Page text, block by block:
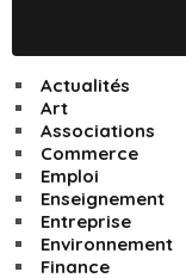
Actualités
Art
Associations
Commerce
Emploi
Enseignement
Entreprise
Environnement
Finance